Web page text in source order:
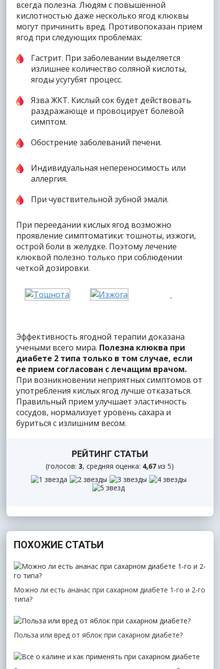
всегда полезна. Людям с повышенной
кислотностью даже несколько ягод клюквы
могут причинить вред. Противопоказан прием
ягод при следующих проблемах:
Гастрит. При заболевании выделяется
излишнее количество соляной кислоты,
ягоды усугубят процесс.
Язва ЖКТ. Кислый сок будет действовать
раздражающе и провоцирует болевой
симптом.
Обострение заболеваний печени.
Индивидуальная непереносимость или
аллергия.
При чувствительной зубной эмали.
При переедании кислых ягод возможно
проявление симптоматики: тошноты, изжоги,
острой боли в желудке. Поэтому лечение
клюквой полезно только при соблюдении
четкой дозировки.
Эффективность ягодной терапии доказана
учеными всего мира. Полезна клюква при
диабете 2 типа только в том случае, если
ее прием согласован с лечащим врачом.
При возникновении неприятных симптомов от
употребления кислых ягод лучше отказаться.
Правильный прием улучшает эластичность
сосудов, нормализует уровень сахара и
буриться с излишним весом.
РЕЙТИНГ СТАТЬИ
(голосов:3, средняя оценка: 4,67 из 5)
ПОХОЖИЕ СТАТЬИ
Можно ли есть ананас при сахарном диабете 1-го и 2-го
типа?
Польза или вред от яблок при сахарном диабете?